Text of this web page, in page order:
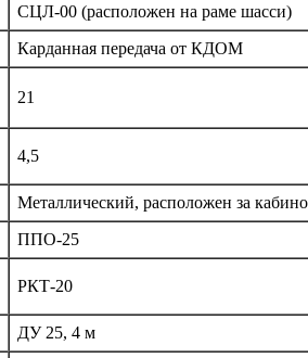
СЦЛ-00 (расположен на раме шасси)
Карданная передача от КДОМ
21
4,5
Металлический, расположен за
ППО-25
РКТ-20
ДУ 25, 4 м